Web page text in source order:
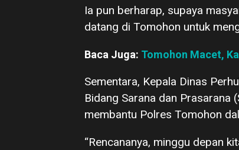
Ia pun berharap, supaya
datang di Tomohon untuk
Baca Juga: Tomohon Macet,
Sementara, Kepala Dinas
Bidang Sarana dan Prasarana
membantu Polres Tomohon
“Rencananya, minggu depan